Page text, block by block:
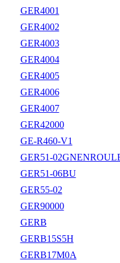
GER4001
GER4002
GER4003
GER4004
GER4005
GER4006
GER4007
GER42000
GE-R460-V1
GER51-
GER51-06BU
GER55-02
GER90000
GERB
GERB15S5H
GERB17M0A